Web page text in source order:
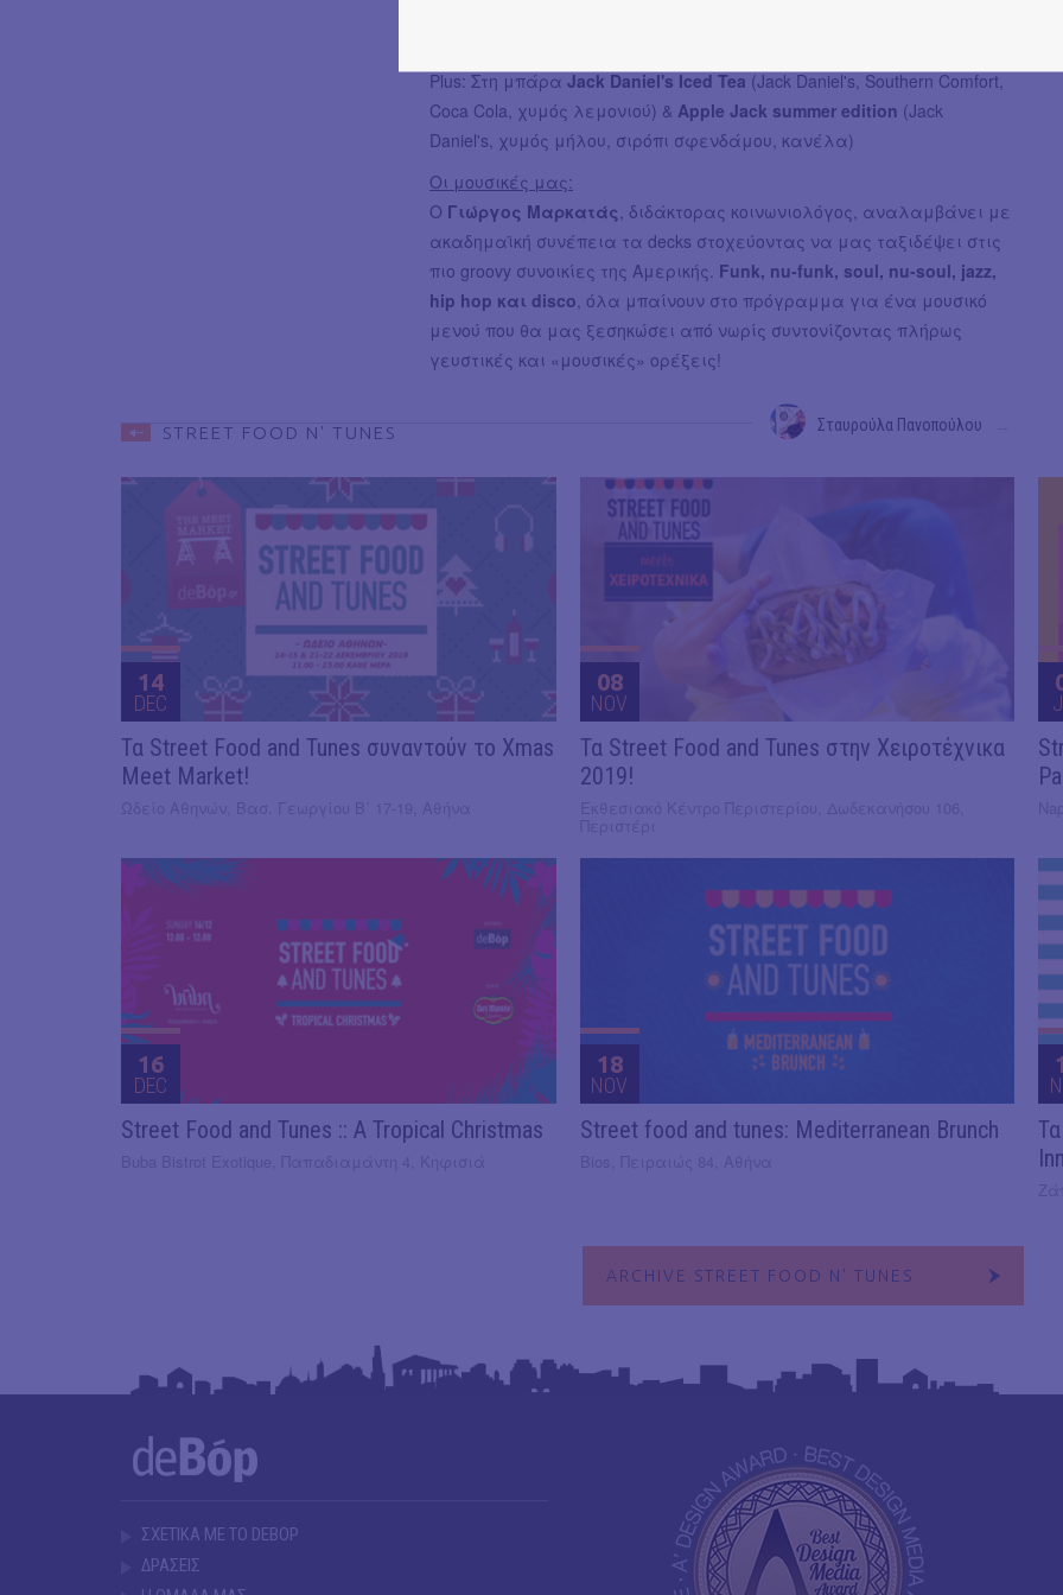
Plus: Στη μπάραJack Daniel's Iced Tea(Jack Daniel's, Southern Comfort,
Coca Cola, χυμός λεμονιού) & Apple Jack summer edition (Jack
Daniel's, χυμός μήλου, σιρόπι σφενδάμου, κανέλα)
Οι μουσικές μας:
Ο Γιώργος Μαρκατάς , διδάκτορας κοινωνιολόγος, αναλαμβάνει με
ακαδημαϊκή συνέπεια τα decks στοχεύοντας να μας ταξιδέψει στις
πιο groovy συνοικίες της Αμερικής. Funk, nu-funk, soul, nu-soul, jazz,
hip hop και disco , όλα μπαίνουν στο πρόγραμμα για ένα μουσικό
μενού που θα μας ξεσηκώσει από νωρίς συντονίζοντας πλήρως
γευστικές και «μουσικές» ορέξεις!
Σταυρούλα Πανοπούλου
STREET FOOD N' TUNES
14
DEC
Τα Street Food and Tunes συναντούν το Xmas
Meet Market!
08
NOV
Τα Street Food and Tunes στην Χειροτέχνικα
2019!
16
DEC
Street Food and Tunes :: A Tropical Christmas
18
NOV
Street food and tunes: Mediterranean Brunch
ARCHIVE STREET FOOD N' TUNES
ΣΧΕΤΙΚΑ ΜΕ ΤΟ DEBOP
ΔΡΑΣΕΙΣ